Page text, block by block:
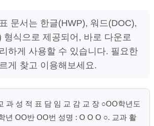
문서는 한글(HWP), 워드(DOC),
형식으로 제공되어, 바로 다운로
하게 사용할 수 있습니다. 필요한
게 찾고 이용해보세요.
과 성 적 표 담 임 교 감 교 장 ○OO학년도
년 OO반 OO번 성명 : O O O ○. 교과 활